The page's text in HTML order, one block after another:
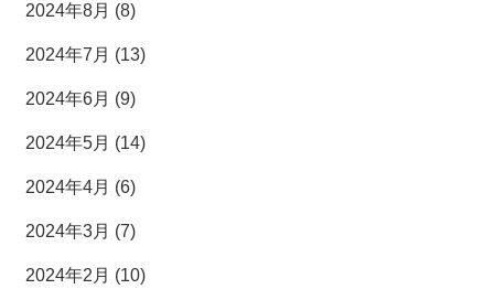
2024年8月 (8)
2024年7月 (13)
2024年6月 (9)
2024年5月 (14)
2024年4月 (6)
2024年3月 (7)
2024年2月 (10)